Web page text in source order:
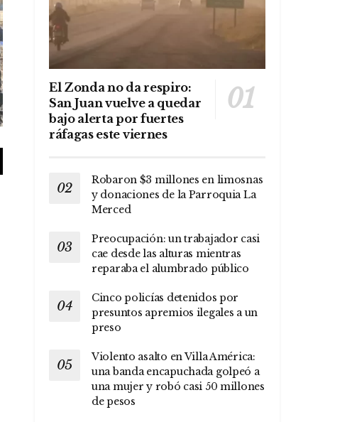
El Zonda no da respiro:
San Juan vuelve a quedar
bajo alerta por fuertes
ráfagas este viernes
Robaron $3 millones en limosnas
y donaciones de la Parroquia La
Merced
Preocupación: un trabajador casi
cae desde las alturas mientras
reparaba el alumbrado público
Cinco policías detenidos por
presuntos apremios ilegales a un
preso
Violento asalto en Villa América:
una banda encapuchada golpeó a
una mujer y robó casi 50 millones
de pesos